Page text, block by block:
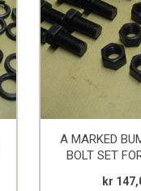
A MARKED
BOLT SET
kr